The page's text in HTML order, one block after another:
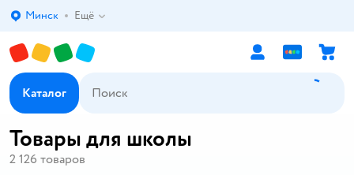
Выбор адреса доставки.
Минск Ещё
Каталог
Товары для школы
2 126 товаров